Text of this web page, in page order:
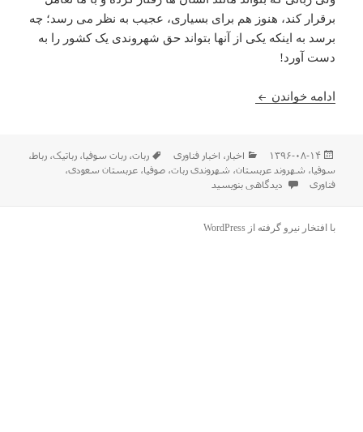
برقرار کند، هنوز هم برای بسیاری، عجیب به نظر می رسد؛ چه
برسد به اینکه یکی از آنها بتواند حق شهروندی یک کشور را به
دست آورد!
ادامه خواندن سوفیای ربات از این پس شهروند عربستان است !
ارسال
شده
در
۱۳۹۶-۰۸-۱۴ دسته‌ها
اخبار ، اخبار فناوری برچسب‌ها
ربات،ربات سوفیا،رباتیک،رباط،
سوفیا، شهروند عربستان، شهروندی ربات،صوفیا،عربستان سعودی،
فناوری
برای سوفیای ربات از این پس شهروند عربستان است !
دیدگاهی بنویسید
با افتخار نیرو گرفته از WordPress